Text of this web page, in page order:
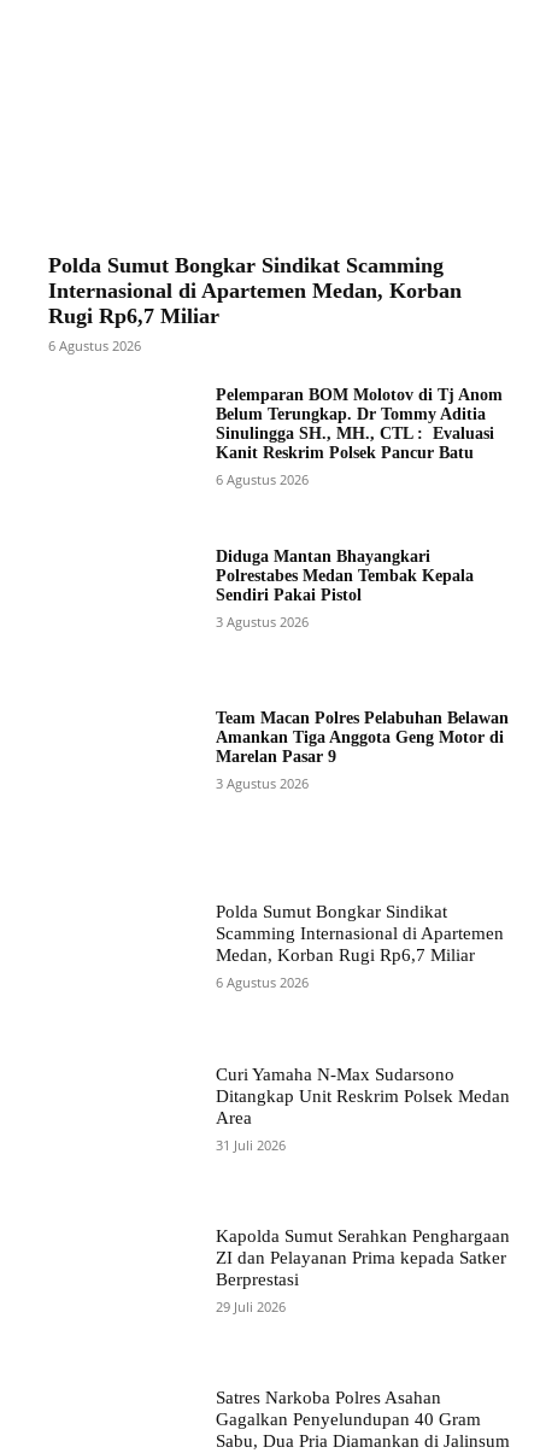
Polda Sumut Bongkar Sindikat Scamming
Internasional di Apartemen Medan, Korban
Rugi Rp6,7 Miliar
6 Agustus 2026
Pelemparan BOM Molotov di Tj Anom
Belum Terungkap. Dr Tommy Aditia
Sinulingga SH., MH., CTL : Evaluasi
Kanit Reskrim Polsek Pancur Batu
6 Agustus 2026
Diduga Mantan Bhayangkari
Polrestabes Medan Tembak Kepala
Sendiri Pakai Pistol
3 Agustus 2026
Team Macan Polres Pelabuhan Belawan
Amankan Tiga Anggota Geng Motor di
Marelan Pasar 9
3 Agustus 2026
Polda Sumut Bongkar Sindikat
Scamming Internasional di Apartemen
Medan, Korban Rugi Rp6,7 Miliar
6 Agustus 2026
Curi Yamaha N-Max Sudarsono
Ditangkap Unit Reskrim Polsek Medan
Area
31 Juli 2026
Kapolda Sumut Serahkan Penghargaan
ZI dan Pelayanan Prima kepada Satker
Berprestasi
29 Juli 2026
Satres Narkoba Polres Asahan
Gagalkan Penyelundupan 40 Gram
Sabu, Dua Pria Diamankan di Jalinsum